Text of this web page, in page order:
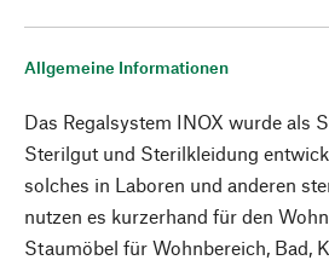
Allgemeine Informationen
Das Regalsystem INOX wurde als
Sterilgut und Sterilkleidung
solches in Laboren und anderen
nutzen es kurzerhand für den
Staumöbel für Wohnbereich, Bad,